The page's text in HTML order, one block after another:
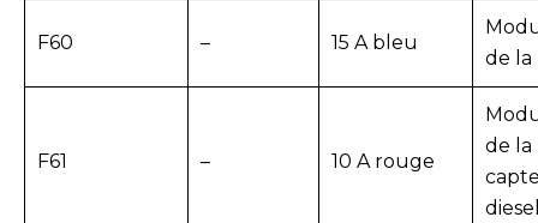
F60 – 15 A bleu
de la
F61 – 10 A rouge
de la